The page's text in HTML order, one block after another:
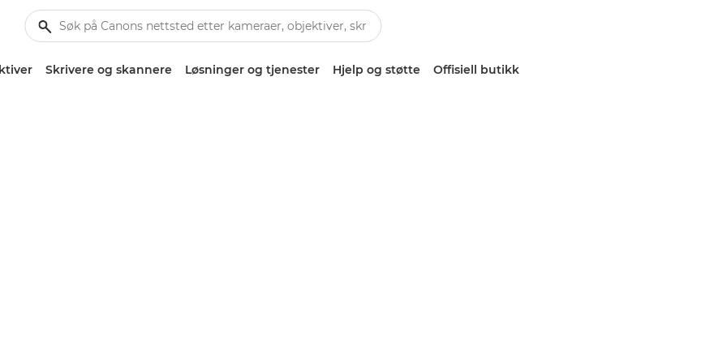
Skrivere og skannere Løsninger og tjenester Hjelp og støtte Offisiell butikk